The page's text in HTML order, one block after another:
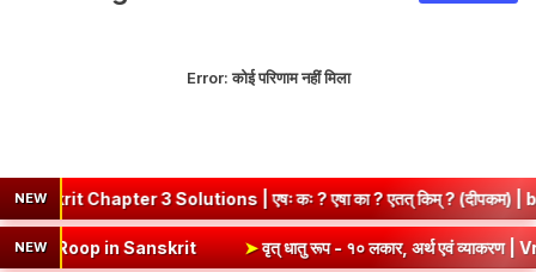
Error:कोई परिणाम नहीं मिला
NEW3 Solutions | एषः कः ? एषा का ? एतत् किम् ? (दीपकम) |
NEW
व्याकरण | Kri Dhatu Roop in Sanskrit ➤वृत् धातु रूप - १० लकार,